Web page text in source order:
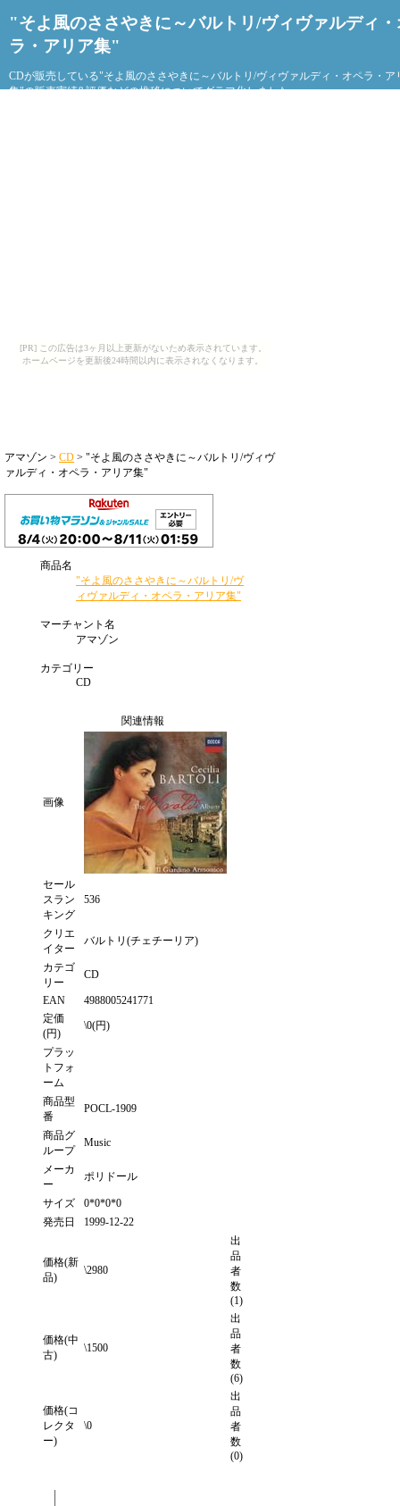
[PR] この広告は3ヶ月以上更新がないため表示されています。
ホームページを更新後24時間以内に表示されなくなります。
"そよ風のささやきに～バルトリ/ヴィヴァルディ・
ラ・アリア集"
CDが販売している"そよ風のささやきに～バルトリ/ヴィヴァルディ・オペラ・ア
集"の販売実績&評価などの推移についてグラフ化しました。
アマゾン > CD > "そよ風のささやきに～バルトリ/ヴィヴ
ァルディ・オペラ・アリア集"
商品名
"そよ風のささやきに～バルトリ/ヴ
ィヴァルディ・オペラ・アリア集"
マーチャント名
アマゾン
カテゴリー
CD
関連情報
画像
セール
スラン
キング
536
クリエ
イター
バルトリ(チェチーリア)
カテゴ
リー
CD
EAN
4988005241771
定価
(円)
\0(円)
プラッ
トフォ
ーム
商品型
番
POCL-1909
商品グ
ループ
Music
メーカ
ー
ポリドール
サイズ
0*0*0*0
発売日
1999-12-22
価格(新
品)
\2980
出
品
者
数
(1)
価格(中
古)
\1500
出
品
者
数
(6)
価格(コ
レクタ
ー)
\0
出
品
者
数
(0)